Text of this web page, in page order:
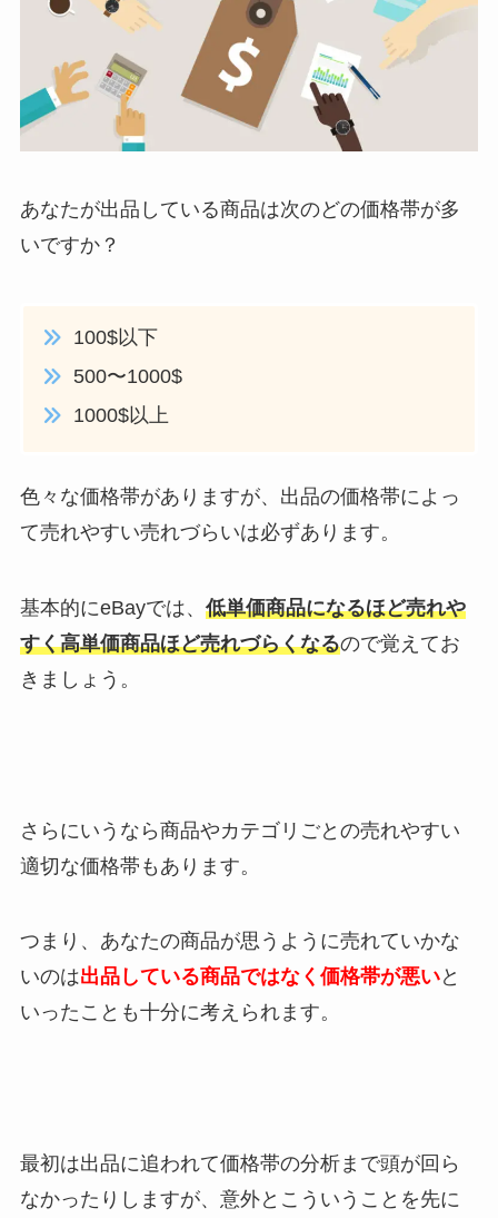
あなたが出品している商品は次のどの価格帯が多
いですか？
100$以下
500〜1000$
1000$以上
色々な価格帯がありますが、出品の価格帯によっ
て売れやすい売れづらいは必ずあります。
基本的にeBayでは、 低単価商品になるほど売れや
すく高単価商品ほど売れづらくなるので覚えてお
きましょう。
さらにいうなら商品やカテゴリごとの売れやすい
適切な価格帯もあります。
つまり、あなたの商品が思うように売れていかな
いのは出品している商品ではなく価格帯が悪いと
いったことも十分に考えられます。
最初は出品に追われて価格帯の分析まで頭が回ら
なかったりしますが、意外とこういうことを先に